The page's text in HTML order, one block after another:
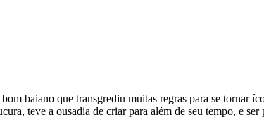
baiano que transgrediu muitas regras para se tornar
teve a ousadia de criar para além de seu tempo, e ser